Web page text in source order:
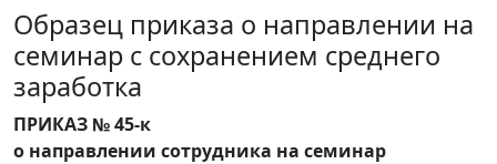
Образец приказа о направлении на
семинар с сохранением среднего
заработка
ПРИКАЗ № 45-к
о направлении сотрудника на семинар